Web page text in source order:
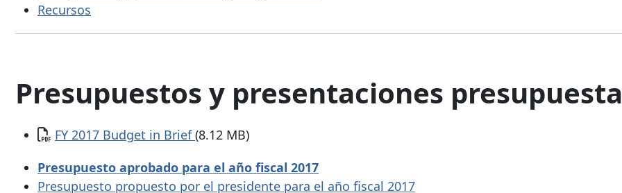
Recursos
Presupuestos y presentaciones
Documento
FY 2017 Budget in Brief(8.12 MB)
Presupuesto aprobado para el año fiscal 2017
Presupuesto propuesto por el presidente para el año fiscal 2017